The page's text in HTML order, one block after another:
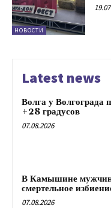
НОВОСТИ
Latest news
Волга у Волгограда
+28 градусов
07.08.2026
В Камышине
смертельное
07.08.2026